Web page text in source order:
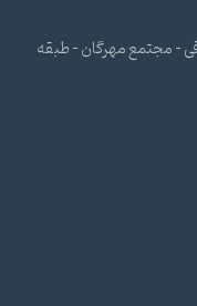
- مجتمع مهرگان - طبقه